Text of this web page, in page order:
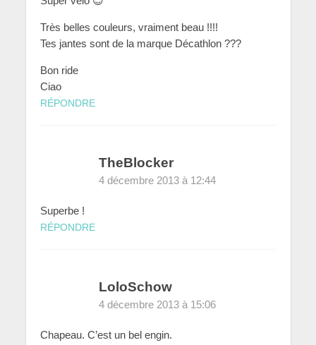
Très belles couleurs, vraiment beau !!!!
Tes jantes sont de la marque Décathlon ???
Bon ride
Ciao
RÉPONDRE
TheBlocker
4 décembre 2013 à 12:44
Superbe !
RÉPONDRE
LoloSchow
4 décembre 2013 à 15:06
Chapeau. C’est un bel engin.